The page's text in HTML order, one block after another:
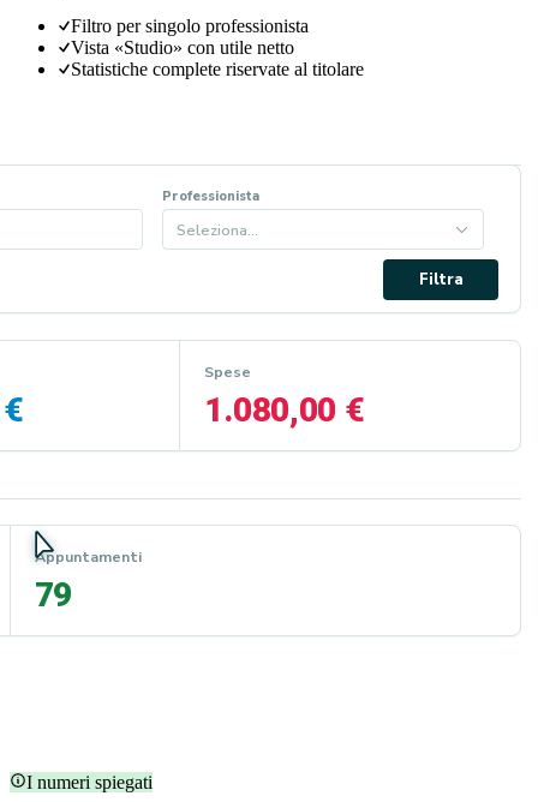
Filtro per singolo professionista
Vista «Studio» con utile netto
Statistiche complete riservate al titolare
Professionista
Seleziona…
Filtra
Spese
1.080,00 €
Appuntamenti
79
I numeri spiegati